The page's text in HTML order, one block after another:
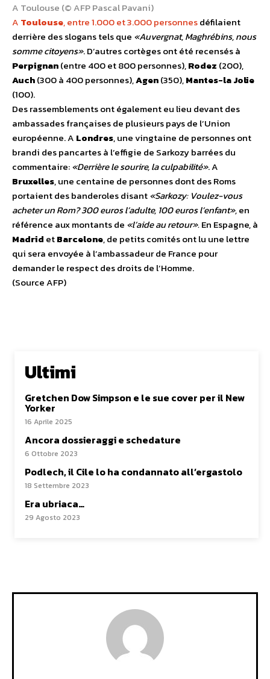
A Toulouse (© AFP Pascal Pavani)
A Toulouse, entre 1.000 et 3.000 personnesdéfilaient
derrière des slogans tels que «Auvergnat, Maghrébins, nous
somme citoyens». D’autres cortèges ont été recensés à
Perpignan(entre 400 et 800 personnes),Rodez (200),
Auch(300 à 400 personnes),Agen(350),Mantes-la Jolie
(100).
Des rassemblements ont également eu lieu devant des
ambassades françaises de plusieurs pays de l’Union
européenne. A Londres, une vingtaine de personnes ont
brandi des pancartes à l’effigie de Sarkozy barrées du
commentaire:«Derrière le sourire, la culpabilité». A
Bruxelles, une centaine de personnes dont des Roms
portaient des banderoles disant«Sarkozy: Voulez-vous
acheter un Rom? 300 euros l’adulte, 100 euros l’enfant»,en
référence aux montants de «l’aide au retour».En Espagne, à
Madrid etBarcelone, de petits comités ont lu une lettre
qui sera envoyée à l’ambassadeur de France pour
demander le respect des droits de l’Homme.
(Source AFP)
Ultimi
Gretchen Dow Simpson e le sue cover per il New
Yorker
16 Aprile 2025
Ancora dossieraggi e schedature
6 Ottobre 2023
Podlech, il Cile lo ha condannato all’ergastolo
18 Settembre 2023
Era ubriaca…
29 Agosto 2023